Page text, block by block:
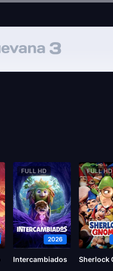
FULL HD
2026
Intercambiados
FULL HD